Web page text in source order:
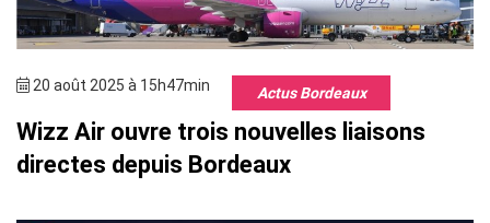
20 août 2025 à 15h47min Actus Bordeaux
Wizz Air ouvre trois nouvelles liaisons
directes depuis Bordeaux